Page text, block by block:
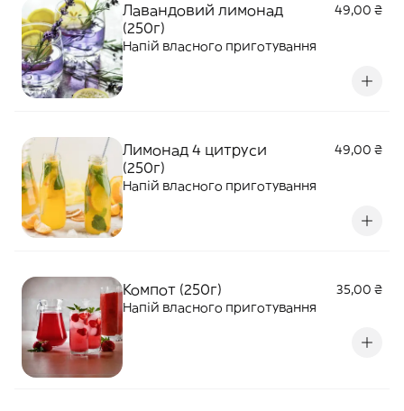
Лавандовий лимонад
(250г)
49,00 ₴
Напій власного приготування
Лимонад 4 цитруси
(250г)
49,00 ₴
Напій власного приготування
Компот (250г)
35,00 ₴
Напій власного приготування